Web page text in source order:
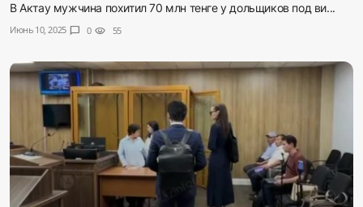
В Актау мужчина похитил 70 млн тенге у дольщиков под ви...
Июнь 10, 2025 chat_bubble 0 visibility 55